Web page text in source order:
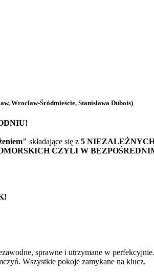
Wrocław-Śródmieście, Stanisława Dubois)
składające się z 5
CZYLI W
sprawne i utrzymane w
Wszystkie pokoje zamykane na klucz.